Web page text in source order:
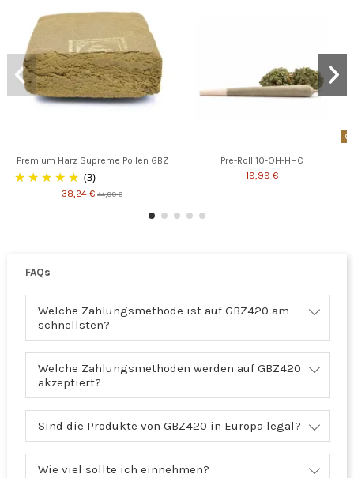
Premium Harz Supreme Pollen GBZ
(3)
38,24 € 44,99 €
Pre-Roll 10-OH-HHC
19,99 €
FAQs
Welche Zahlungsmethode ist auf GBZ420 am
schnellsten?
Welche Zahlungsmethoden werden auf GBZ420
akzeptiert?
Sind die Produkte von GBZ420 in Europa legal?
Wie viel sollte ich einnehmen?